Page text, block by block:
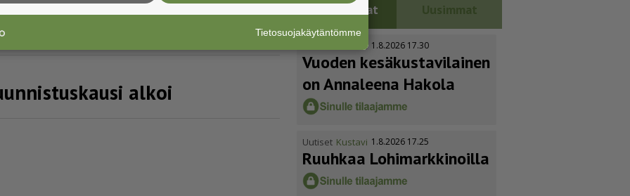
alkoi
Luetuimmat Uusimmat
Kustavi 1.8.2026 17.30
Vuoden kesäkus­ta­vi­lainen
on Annaleena Hakola
Uutiset Kustavi 1.8.2026 17.25
Ruuhkaa Lohimark­ki­noilla
Tietosuojakäytäntömme